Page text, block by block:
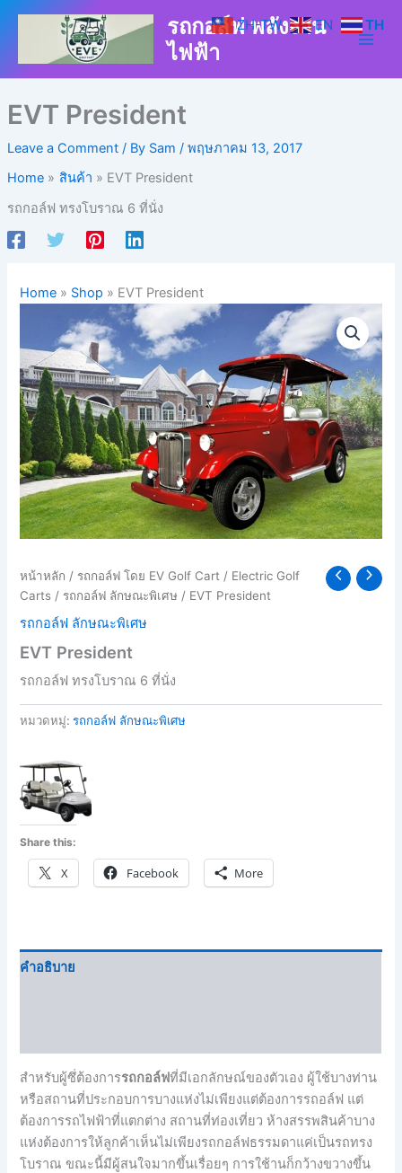
รถกอล์ฟ พลังงาน
ไฟฟ้า
EVT President
Leave a Comment / By Sam / พฤษภาคม 13, 2017
Home
สินค้า
EVT President
รถกอล์ฟ ทรงโบราณ 6 ที่นั่ง
Home » Shop » EVT President
หน้าหลัก / รถกอล์ฟ โดย EV Golf Cart / Electric Golf
Carts / รถกอล์ฟ ลักษณะพิเศษ / EVT President
รถกอล์ฟ ลักษณะพิเศษ
EVT President
รถกอล์ฟ ทรงโบราณ 6 ที่นั่ง
หมวดหมู่:รถกอล์ฟ ลักษณะพิเศษ
Share this:
X Facebook More
คำอธิบาย
สำหรับผู้ซึ่ต้องการรถกอล์ฟที่มีเอกลักษณ์ของตัวเอง ผู้ใช้บางท่าน
หรือสถานที่ประกอบการบางแห่งไม่เพียงแต่ต้องการรถอล์ฟ แต่
ต้องการรถไฟฟ้าที่แตกต่าง สถานที่ท่องเที่ยว ห้างสรรพสินค้าบาง
แห่งต้องการให้ลูกค้าเห็นไม่เพียงรถกอล์ฟธรรมดาแค่เป็นรถทรง
โบราณ ขณะนี้มีผู้สนใจมากขึ้นเรื่อยๆ การใช้านก็กว้างขวางขึ้น
ZH-TW EN TH